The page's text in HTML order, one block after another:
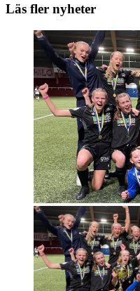
Läs fler nyheter